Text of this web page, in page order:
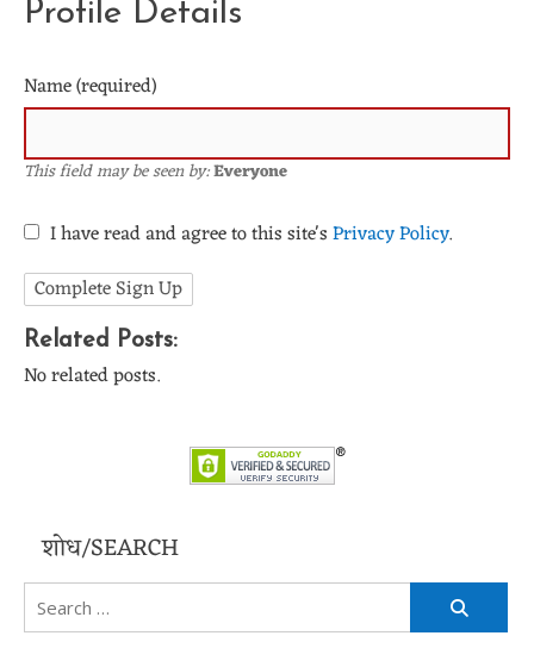
Profile Details
Name(required)
This field may be seen by:Everyone
I have read and agree to this site'sPrivacy Policy.
Related Posts:
No related posts.
शोध/SEARCH
for: